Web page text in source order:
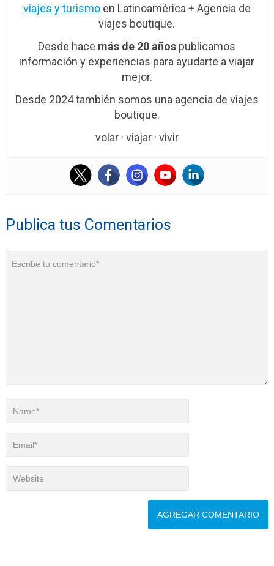
viajes y turismoen Latinoamérica + Agencia de
viajes boutique.
Desde hace más de 20 años publicamos
información y experiencias para ayudarte a viajar
mejor.
Desde 2024 también somos una agencia de viajes
boutique.
volar · viajar · vivir
Publica tus Comentarios